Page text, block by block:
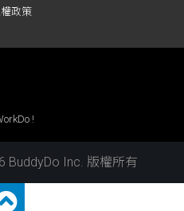
政策
!
BuddyDo Inc. 版權所有